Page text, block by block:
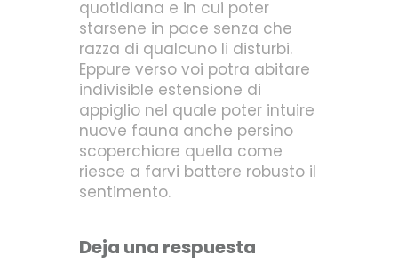
quotidiana e in cui poter
starsene in pace senza che
razza di qualcuno li disturbi.
Eppure verso voi potra abitare
indivisible estensione di
appiglio nel quale poter intuire
nuove fauna anche persino
scoperchiare quella come
riesce a farvi battere robusto il
sentimento.
Deja una respuesta